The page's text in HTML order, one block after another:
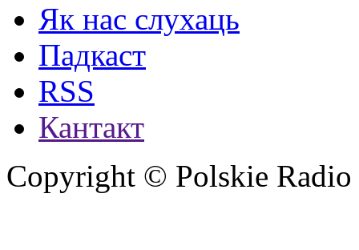
Як нас слухаць
Падкаст
RSS
Кантакт
Copyright © Polskie